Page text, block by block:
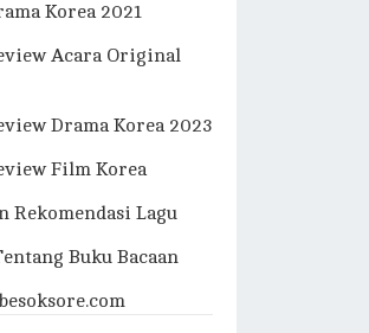
Korea 2021
Acara Original
Drama Korea 2023
Film Korea
Rekomendasi Lagu
Buku Bacaan